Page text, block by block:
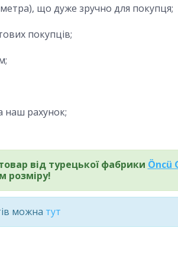
що дуже зручно для покупця;
покупців;
наш рахунок;
від турецької фабрики Öncü
розміру!
можна тут